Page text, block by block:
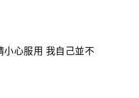
小心服用 我自己並不